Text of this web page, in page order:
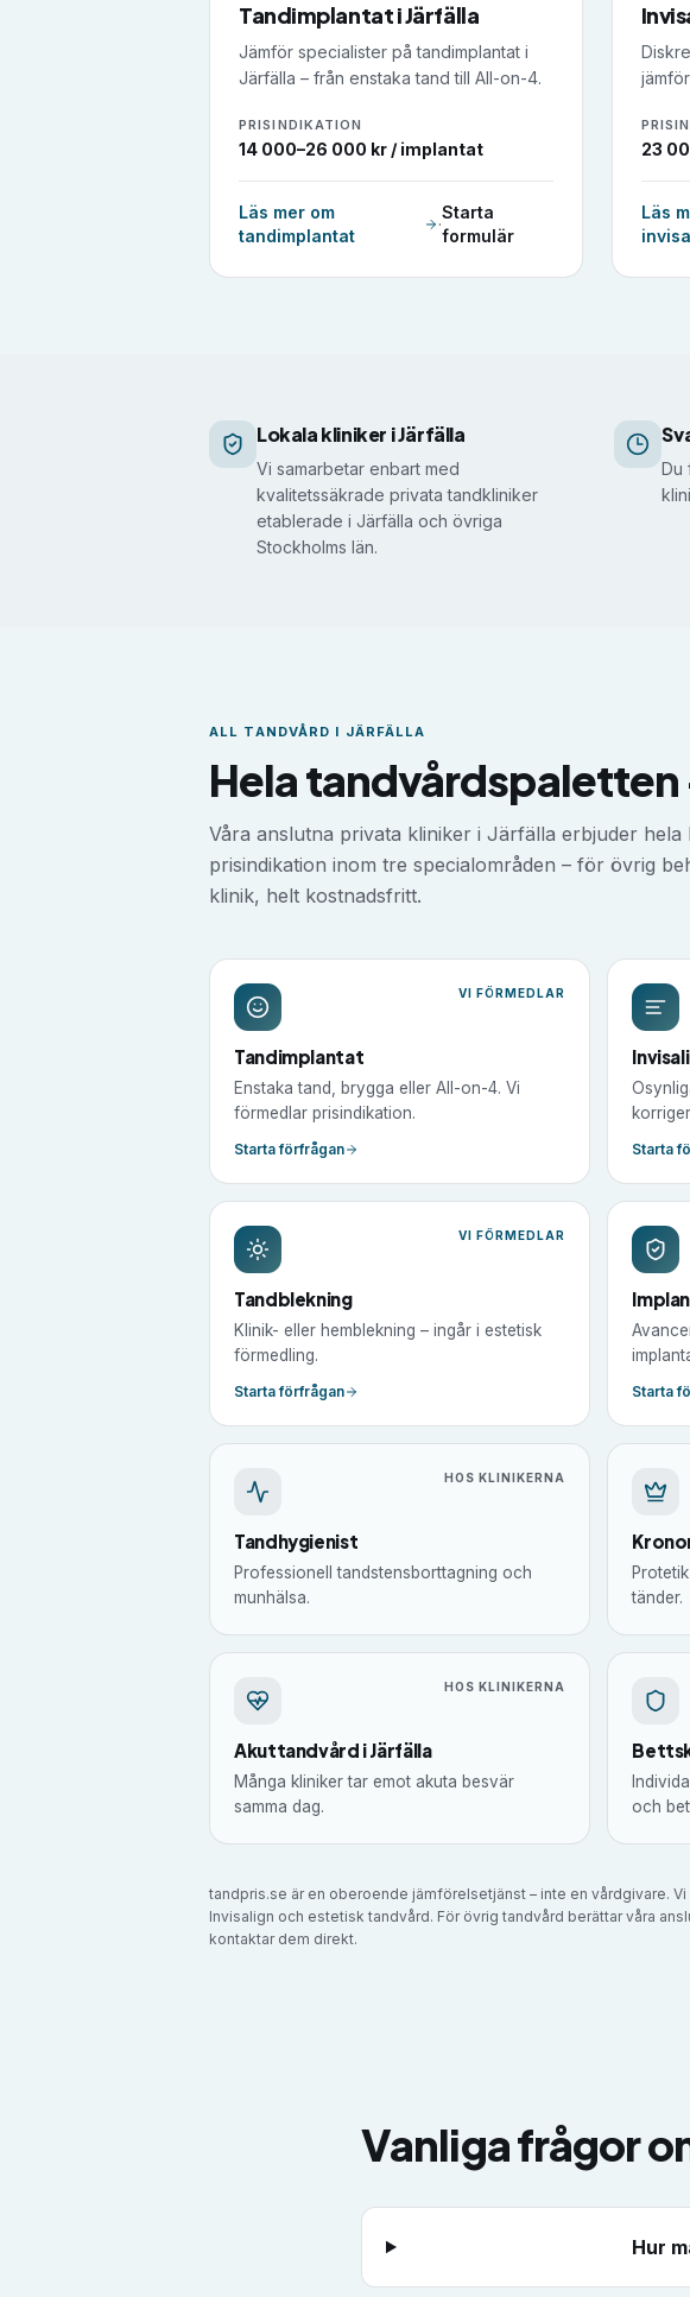
TandimplantatiJärfälla
Jämför specialister på tandimplantat i
Järfälla – från enstaka tand till All-on-4.
PRISINDIKATION
14 000–26 000 kr / implantat
Läs mer om
tandimplantat
·
Starta
formulär
23
Läs
Det här gör vi åt dig i Järfälla
Lokala kliniker i Järfälla
Vi samarbetar enbart med
kvalitetssäkrade privata tandkliniker
etablerade i Järfälla och övriga
Stockholms län.
Du
ALL TANDVÅRD I JÄRFÄLLA
Hela tandvårdspaletten
Våra anslutna privata kliniker i Järfälla erbjuder hela
prisindikation inom tre specialområden – för övrig
klinik, helt kostnadsfritt.
VI FÖRMEDLAR
Tandimplantat
Enstaka tand, brygga eller All-on-4. Vi
förmedlar prisindikation.
Starta förfrågan Starta
VI FÖRMEDLAR
Tandblekning
Klinik- eller hemblekning – ingår i estetisk
förmedling.
Starta förfrågan Starta
HOS KLINIKERNA
Tandhygienist
Professionell tandstensborttagning och
munhälsa.
tänder.
HOS KLINIKERNA
Akuttandvård i Järfälla
Många kliniker tar emot akuta besvär
samma dag.
och
tandpris.se är en oberoende jämförelsetjänst – inte en vårdgivare.
Invisalign och estetisk tandvård. För övrig tandvård berättar våra
kontaktar dem direkt.
Vanliga frågor
Hur